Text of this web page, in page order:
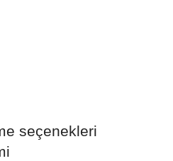
seçenekleri